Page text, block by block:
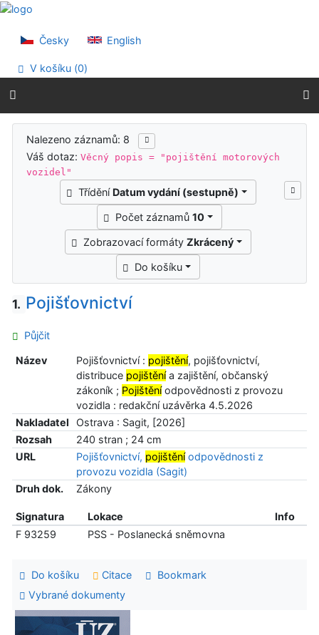
Přejít na obsah
Prohlášení o webové přístupnosti
Česky English
V košíku (0)
Výsledky vyhledávání
Nalezeno záznamů: 8
Váš dotaz:Věcný popis = "pojištění motorových
vozidel"
Třídění Datum vydání (sestupně)
Počet záznamů 10
Zobrazovací formáty Zkrácený
Do košíku
1. Pojišťovnictví
Půjčit
Název Pojišťovnictví : pojištění, pojišťovnictví,
distribuce pojištěnía zajištění, občanský
zákoník ; Pojištěníodpovědnosti z provozu
vozidla : redakční uzávěrka 4.5.2026
Nakladatel
Ostrava : Sagit, [2026]
Rozsah
240 stran ; 24 cm
URL
Pojišťovnictví, pojištěníodpovědnosti z
provozu vozidla (Sagit)
Druh dok.
Zákony
Signatura Lokace
Info
F 93259
PSS - Poslanecká sněmovna
Do košíku Citace
Bookmark
Vybrané dokumenty